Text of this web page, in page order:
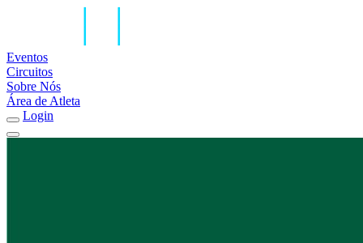
Eventos
Circuitos
Sobre Nós
Área de Atleta
Login